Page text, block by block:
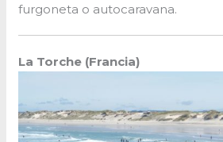
furgoneta o autocaravana.
La Torche (Francia)